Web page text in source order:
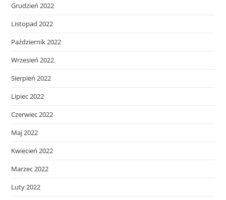
Grudzień 2022
Listopad 2022
Październik 2022
Wrzesień 2022
Sierpień 2022
Lipiec 2022
Czerwiec 2022
Maj 2022
Kwiecień 2022
Marzec 2022
Luty 2022